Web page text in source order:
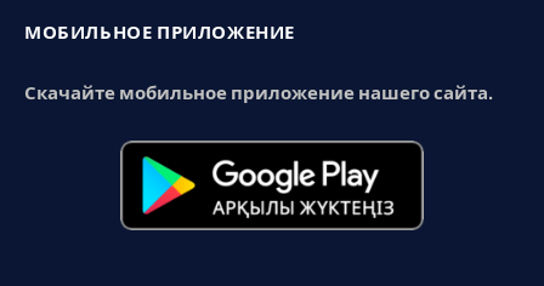
МОБИЛЬНОЕ ПРИЛОЖЕНИЕ
Скачайте мобильное приложение нашего сайта.